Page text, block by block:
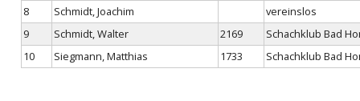
8
Schmidt, Joachim
vereinslos
9
Schmidt, Walter 2169
Schachklub Bad
10
Siegmann, Matthias 1733 Schachklub Bad